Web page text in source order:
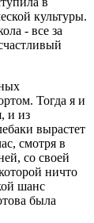
культуры.
- все за
Тогда я и
и из
вырастет
смотря в
со своей
ничто
шанс
была